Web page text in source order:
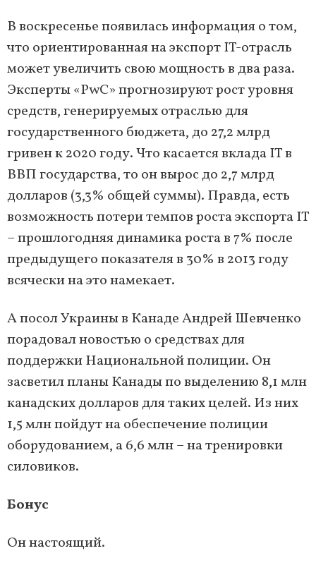
В воскресенье появилась информация о том,
что ориентированная на экспорт IT-отрасль
может увеличить свою мощность в два раза.
Эксперты «PwC» прогнозируют рост уровня
средств, генерируемых отраслью для
государственного бюджета, до 27,2 млрд
гривен к 2020 году. Что касается вклада IT в
ВВП государства, то он вырос до 2,7 млрд
долларов (3,3% общей суммы). Правда, есть
возможность потери темпов роста экспорта IT
– прошлогодняя динамика роста в 7% после
предыдущего показателя в 30% в 2013 году
всячески на это намекает.
А посол Украины в Канаде Андрей Шевченко
порадовал новостью о средствах для
поддержки Национальной полиции. Он
засветил планы Канады по выделению 8,1 млн
канадских долларов для таких целей. Из них
1,5 млн пойдут на обеспечение полиции
оборудованием, а 6,6 млн – на тренировки
силовиков.
Бонус
Он настоящий.